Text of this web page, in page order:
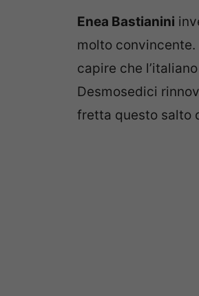
Enea Bastianini
molto
capire che
Desmosedici
fretta questo salto